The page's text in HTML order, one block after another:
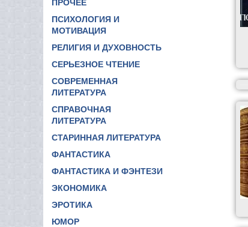
ПРОЧЕЕ
ПСИХОЛОГИЯ И
МОТИВАЦИЯ
РЕЛИГИЯ И ДУХОВНОСТЬ
СЕРЬЕЗНОЕ ЧТЕНИЕ
СОВРЕМЕННАЯ
ЛИТЕРАТУРА
СПРАВОЧНАЯ
ЛИТЕРАТУРА
СТАРИННАЯ ЛИТЕРАТУРА
ФАНТАСТИКА
ФАНТАСТИКА И ФЭНТЕЗИ
ЭКОНОМИКА
ЭРОТИКА
ЮМОР